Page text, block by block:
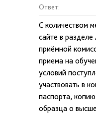
Ответ:
С количеством
сайте в
приёмной
приема на
условий
участвовать в
паспорта,
образца о